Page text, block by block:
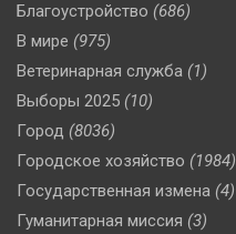
Благоустройство (686)
В мире (975)
Ветеринарная служба (1)
Выборы 2025 (10)
Город (8036)
Городское хозяйство (1984)
Государственная измена (4)
Гуманитарная миссия (3)